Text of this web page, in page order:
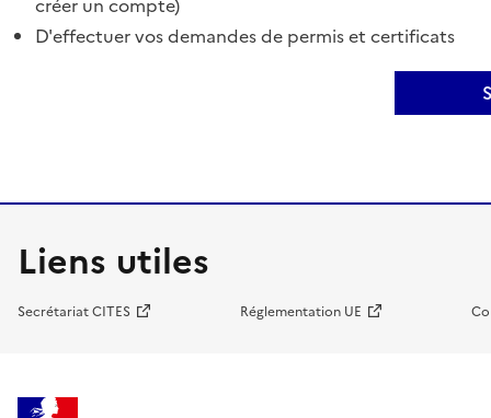
créer un compte)
D'effectuer vos demandes de permis et certificats
Liens utiles
Secrétariat CITES Réglementation UE